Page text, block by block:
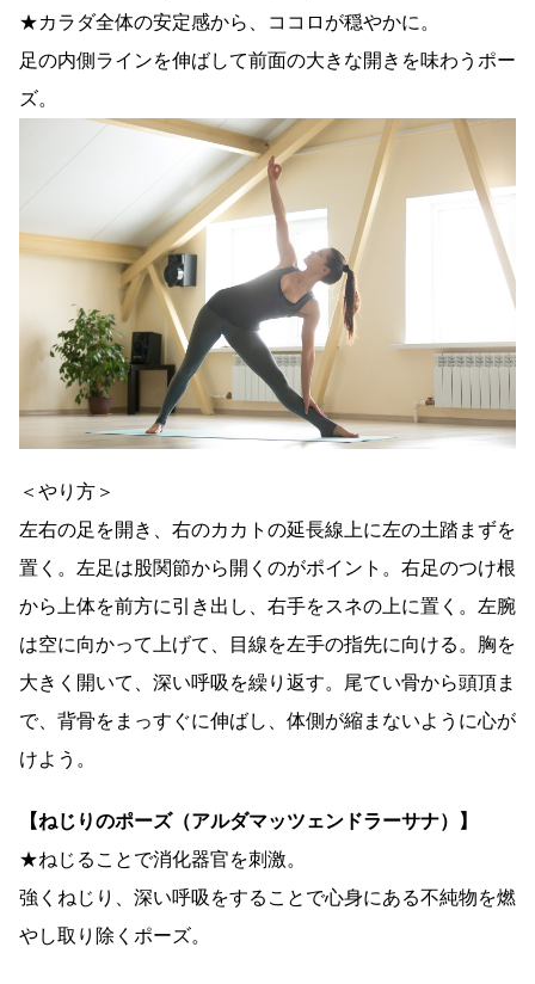
★カラダ全体の安定感から、ココロが穏やかに。
足の内側ラインを伸ばして前面の大きな開きを味わうポー
ズ。
＜やり方＞
左右の足を開き、右のカカトの延長線上に左の土踏まずを
置く。左足は股関節から開くのがポイント。右足のつけ根
から上体を前方に引き出し、右手をスネの上に置く。左腕
は空に向かって上げて、目線を左手の指先に向ける。胸を
大きく開いて、深い呼吸を繰り返す。尾てい骨から頭頂ま
で、背骨をまっすぐに伸ばし、体側が縮まないように心が
けよう。
【ねじりのポーズ（アルダマッツェンドラーサナ）】
★ねじることで消化器官を刺激。
強くねじり、深い呼吸をすることで心身にある不純物を燃
やし取り除くポーズ。